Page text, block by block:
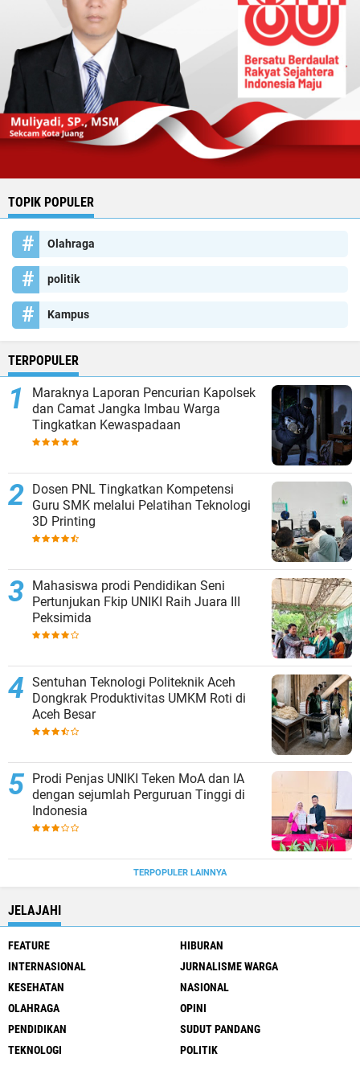
TOPIK POPULER
Olahraga
politik
Kampus
TERPOPULER
Maraknya Laporan Pencurian Kapolsek
dan Camat Jangka Imbau Warga
Tingkatkan Kewaspadaan
Dosen PNL Tingkatkan Kompetensi
Guru SMK melalui Pelatihan Teknologi
3D Printing
Mahasiswa prodi Pendidikan Seni
Pertunjukan Fkip UNIKI Raih Juara III
Peksimida
Sentuhan Teknologi Politeknik Aceh
Dongkrak Produktivitas UMKM Roti di
Aceh Besar
Prodi Penjas UNIKI Teken MoA dan IA
dengan sejumlah Perguruan Tinggi di
Indonesia
TERPOPULER LAINNYA
JELAJAHI
FEATURE
HIBURAN
INTERNASIONAL
JURNALISME WARGA
KESEHATAN
NASIONAL
OLAHRAGA
OPINI
PENDIDIKAN
SUDUT PANDANG
TEKNOLOGI
POLITIK